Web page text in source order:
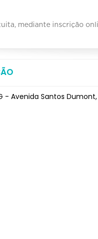
mediante inscrição
- Avenida Santos